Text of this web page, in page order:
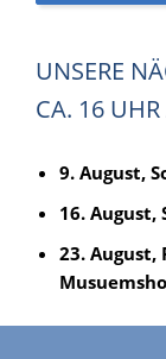
UNSERE
CA. 16
9. August,
16.
23.